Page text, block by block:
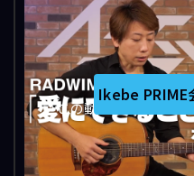
EVENT イベント情報
MOVIE 動画
この動画はIkebe
Ikebe PRIME